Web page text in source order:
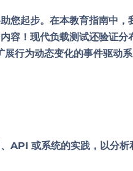
您起步。在本教育指南中，
容！现代负载测试还验证分
行为动态变化的事件驱动系
API 或系统的实践，以分析